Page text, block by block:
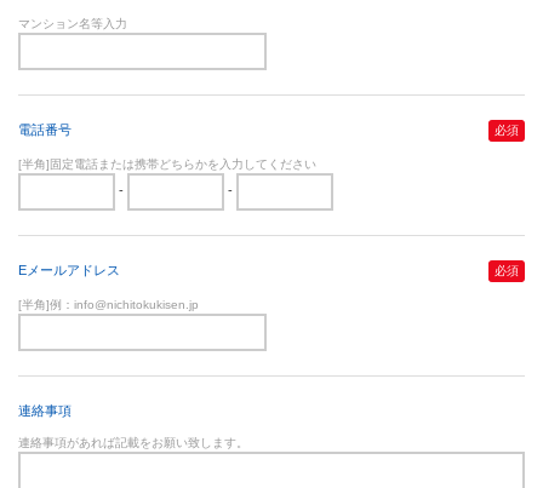
マンション名等入力
必須
電話番号
[半角]固定電話または携帯どちらかを入力してください
- -
必須
Eメールアドレス
[半角]例：info@nichitokukisen.jp
連絡事項
連絡事項があれば記載をお願い致します。